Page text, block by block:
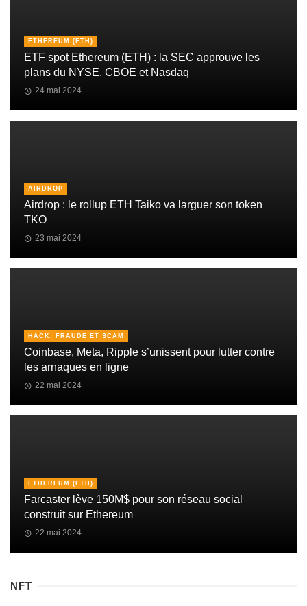
ETHEREUM (ETH)
ETF spot Ethereum (ETH) : la SEC approuve les
plans du NYSE, CBOE et Nasdaq
24 mai 2024
AIRDROP
Airdrop : le rollup ETH Taiko va larguer son token
TKO
23 mai 2024
HACK, FRAUDE ET SCAM
Coinbase, Meta, Ripple s’unissent pour lutter contre
les arnaques en ligne
22 mai 2024
ETHEREUM (ETH)
Farcaster lève 150M$ pour son réseau social
construit sur Ethereum
22 mai 2024
NFT